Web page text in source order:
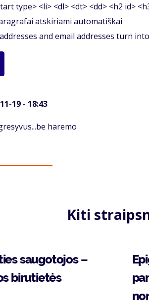
type> <li> <dl> <dt> <dd> <h2 id>
atskiriami automatiškai
and email addresses turn
19 - 18:43
haremo
Kiti
saugotojos –
birutietės